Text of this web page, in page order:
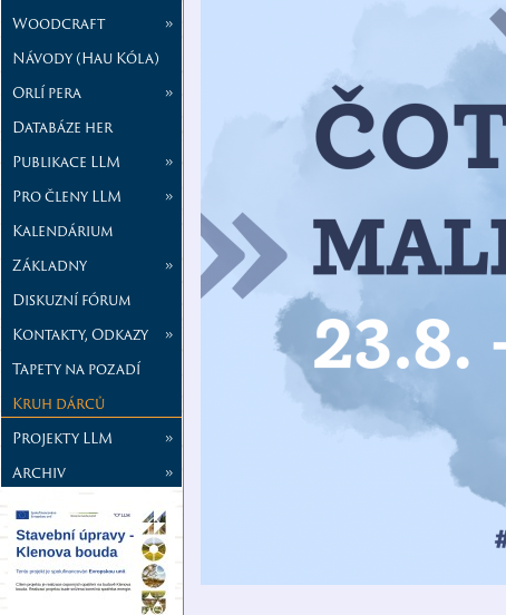
Woodcraft
»
Návody (Hau Kóla)
Orlí pera
»
Databáze her
Publikace LLM
»
Pro členy LLM
»
Kalendárium
Základny
»
Diskuzní fórum
Kontakty, Odkazy
»
Tapety na pozadí
Kruh dárců
Projekty LLM
»
Archiv
»